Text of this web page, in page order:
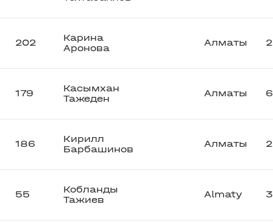
202
Карина
Аронова
Алматы
179
Касымхан
Тажеден
Алматы
186
Кирилл
Барбашинов
Алматы
55
Кобланды
Тажиев
Almaty